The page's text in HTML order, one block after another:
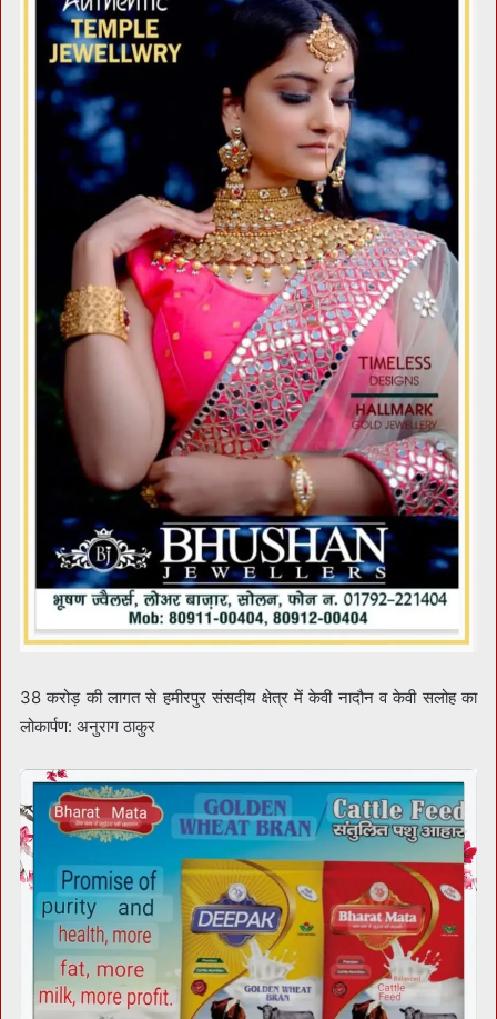
38 करोड़ की लागत से हमीरपुर संसदीय क्षेत्र में केवी नादौन व केवी सलोह का
लोकार्पण: अनुराग ठाकुर